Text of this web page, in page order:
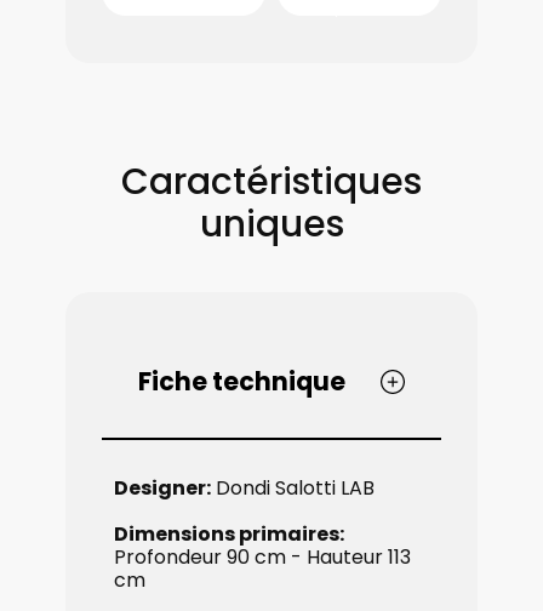
Caractéristiques
uniques
Fiche technique
Designer: Dondi Salotti LAB
Dimensions primaires:
Profondeur 90 cm - ​Hauteur 113
cm